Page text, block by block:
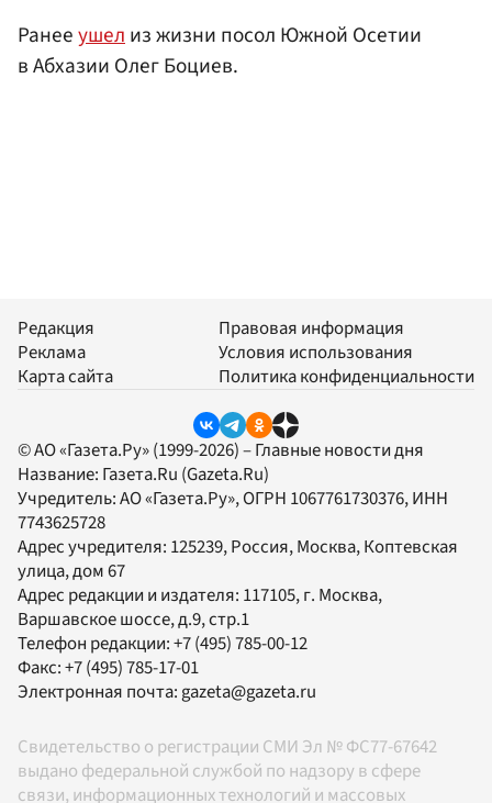
Ранееушелиз жизни посол Южной Осетии
в Абхазии Олег Боциев.
Редакция
Реклама
Карта сайта
Правовая информация
Условия использования
Политика конфиденциальности
© АО «Газета.Ру» (1999-2026) – Главные новости дня
Название: Газета.Ru (Gazeta.Ru)
Учредитель:АО «Газета.Ру», ОГРН 1067761730376, ИНН
7743625728
Адрес учредителя: 125239, Россия, Москва, Коптевская
улица, дом 67
Адрес редакции и издателя: 117105, г. Москва,
Варшавское шоссе, д.9, стр.1
Телефон редакции:+7 (495) 785-00-12
Факс:+7 (495) 785-17-01
Электронная почта: gazeta@gazeta.ru
Свидетельство о регистрации СМИ Эл № ФС77-67642
выдано федеральной службой по надзору в сфере
связи, информационных технологий и массовых